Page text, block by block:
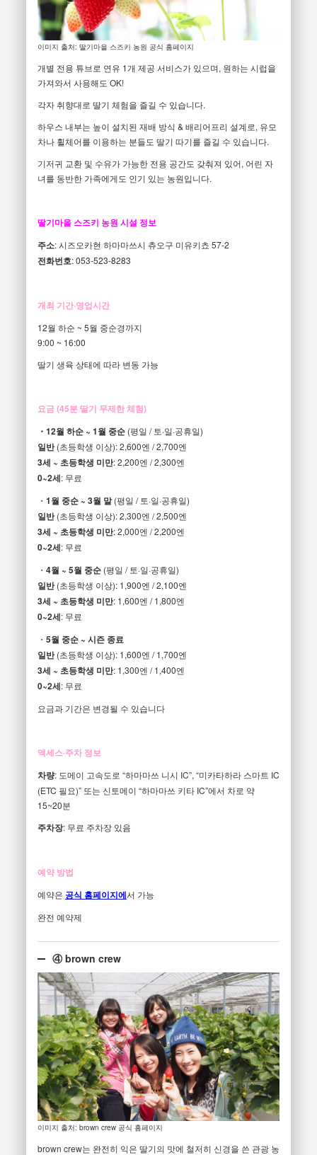
이미지 출처: 딸기마을 스즈키 농원 공식 홈페이지
개별 전용 튜브로 연유 1개 제공 서비스가 있으며, 원하는 시럽을
가져와서 사용해도 OK!
각자 취향대로 딸기 체험을 즐길 수 있습니다.
하우스 내부는 높이 설치된 재배 방식 & 배리어프리 설계로, 유모
차나 휠체어를 이용하는 분들도 딸기 따기를 즐길 수 있습니다.
기저귀 교환 및 수유가 가능한 전용 공간도 갖춰져 있어, 어린 자
녀를 동반한 가족에게도 인기 있는 농원입니다.
딸기마을 스즈키 농원 시설 정보
주소: 시즈오카현 하마마쓰시 츄오구 미유키쵸 57-2
전화번호: 053-523-8283
개최 기간·영업시간
12월 하순 ~ 5월 중순경까지
9:00 ~ 16:00
딸기 생육 상태에 따라 변동 가능
요금 (45분 딸기 무제한 체험)
・12월 하순 ~ 1월 중순(평일 / 토·일·공휴일)
일반(초등학생 이상): 2,600엔 / 2,700엔
3세 ~ 초등학생 미만: 2,200엔 / 2,300엔
0~2세: 무료
・ 1월 중순 ~ 3월 말(평일 / 토·일·공휴일)
일반(초등학생 이상): 2,300엔 / 2,500엔
3세 ~ 초등학생 미만: 2,000엔 / 2,200엔
0~2세: 무료
・ 4월 ~ 5월 중순(평일 / 토·일·공휴일)
일반(초등학생 이상): 1,900엔 / 2,100엔
3세 ~ 초등학생 미만: 1,600엔 / 1,800엔
0~2세: 무료
・ 5월 중순 ~ 시즌 종료
일반(초등학생 이상): 1,600엔 / 1,700엔
3세 ~ 초등학생 미만: 1,300엔 / 1,400엔
0~2세: 무료
요금과 기간은 변경될 수 있습니다
액세스·주차 정보
차량: 도메이 고속도로 “하마마쓰 니시 IC”, “미카타하라 스마트 IC
(ETC 필요)” 또는 신토메이 “하마마쓰 키타 IC”에서 차로 약
15~20분
주차장: 무료 주차장 있음
예약 방법
예약은 공식 홈페이지에서 가능
완전 예약제
④ brown crew
이미지 출처: brown crew 공식 홈페이지
brown crew는 완전히 익은 딸기의 맛에 철저히 신경을 쓴 관광 농